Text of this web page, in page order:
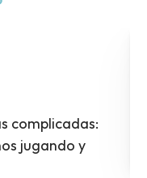
complicadas:
jugando y